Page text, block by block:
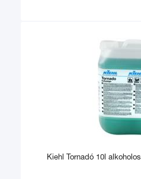
Kiehl Tornadó 10l